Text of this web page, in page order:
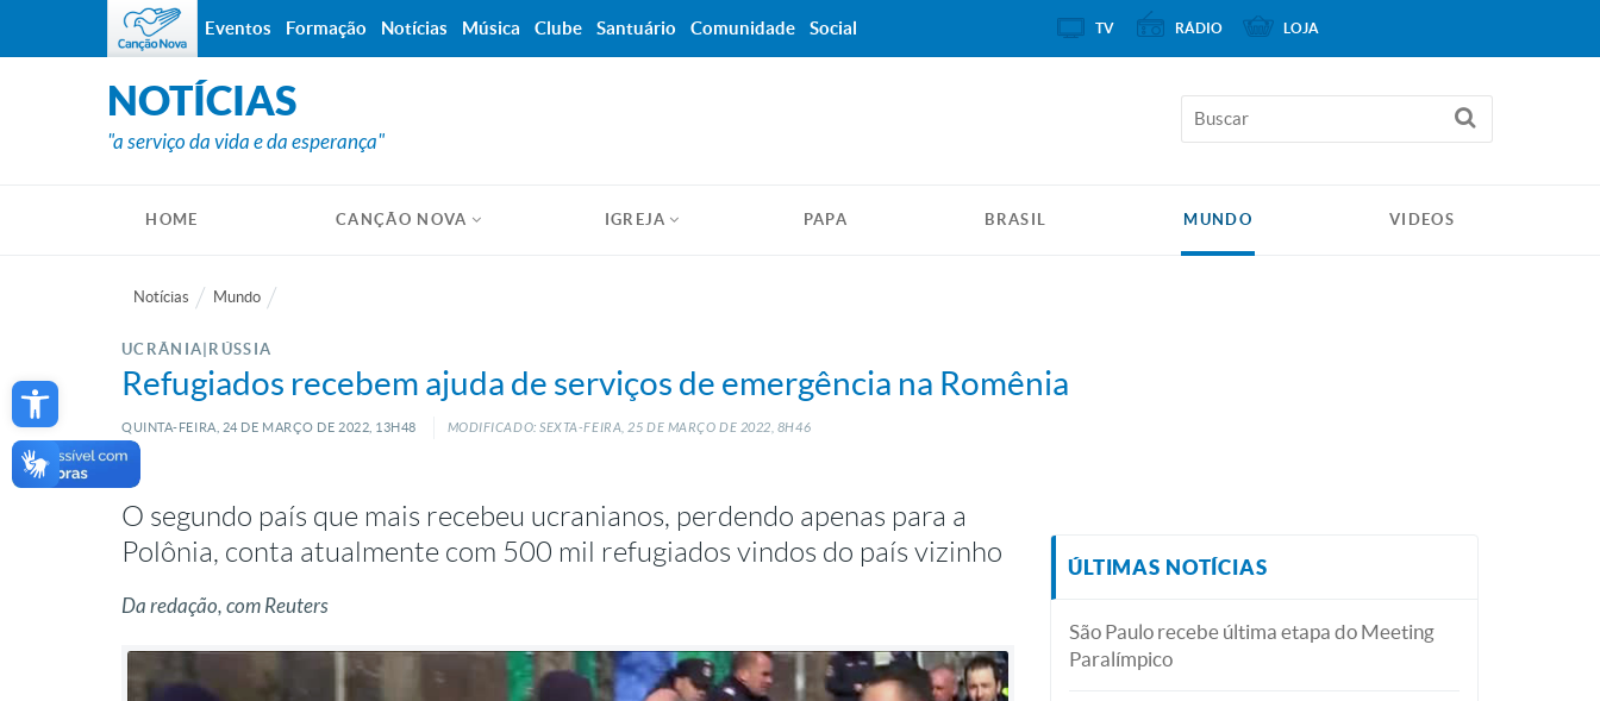
Open toolbar
NOTÍCIAS
"a serviço da vida e da esperança"
HOME CANÇÃO NOVA IGREJA PAPA BRASIL MUNDO VIDEOS
Notícias Mundo
UCRÂNIA|RÚSSIA
Refugiados recebem ajuda de serviços de emergência na Romênia
QUINTA-FEIRA, 24 DE MARÇO DE 2022, 13H48 MODIFICADO: SEXTA-FEIRA, 25 DE MARÇO DE 2022, 8H46
O segundo país que mais recebeu ucranianos, perdendo apenas para a
Polônia, conta atualmente com 500 mil refugiados vindos do país vizinho
Da redação, com Reuters
ÚLTIMAS NOTÍCIAS
São Paulo recebe última etapa do Meeting
Paralímpico
Eventos Formação Notícias Música Clube Santuário Comunidade Social TV RÁDIO LOJA